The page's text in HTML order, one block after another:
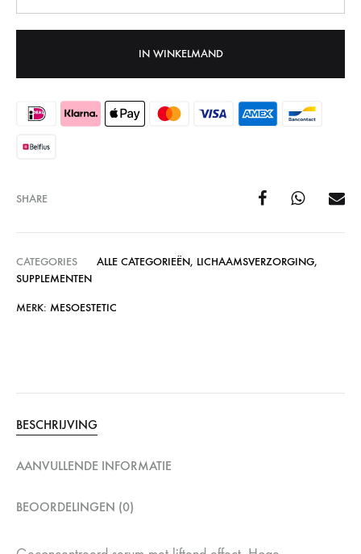
IN WINKELMAND
SHARE
CATEGORIES ALLE CATEGORIEËN, LICHAAMSVERZORGING,
SUPPLEMENTEN
MERK: MESOESTETIC
BESCHRIJVING
AANVULLENDE INFORMATIE
BEOORDELINGEN (0)